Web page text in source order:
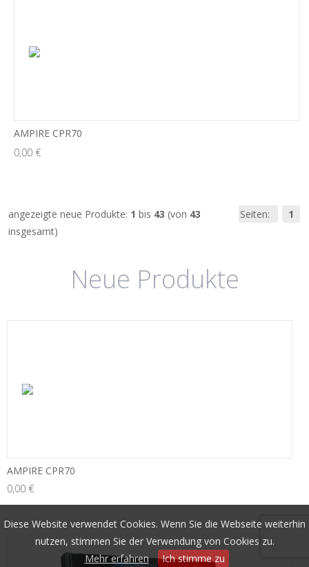
Diese Website verwendet Cookies. Wenn Sie die Webseite weiterhin
nutzen, stimmen Sie der Verwendung von Cookies zu.
Mehr erfahren
Ich stimme zu
AMPIRE CPR70
0,00 €
Seiten: 1
angezeigte neue Produkte: 1 bis 43 (von 43
insgesamt)
Neue Produkte
AMPIRE CPR70
0,00 €